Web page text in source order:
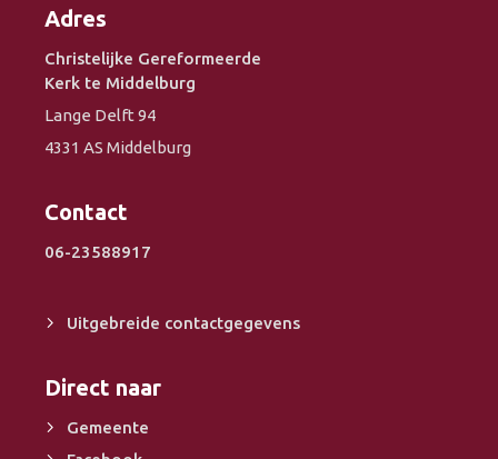
Adres
Christelijke Gereformeerde
Kerk te Middelburg
Lange Delft 94
4331 AS Middelburg
Contact
06-23588917
Uitgebreide contactgegevens
Direct naar
Gemeente